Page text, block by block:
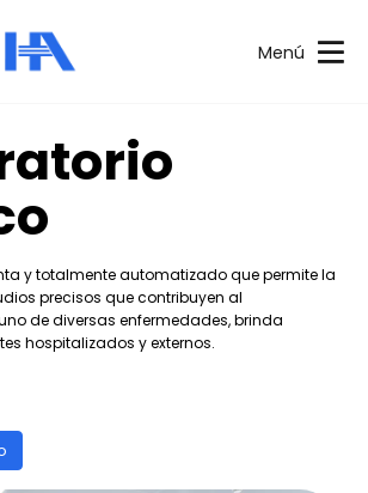
Menú
y totalmente automatizado que permite la
precisos que contribuyen al
de diversas enfermedades, brinda
hospitalizados y externos.